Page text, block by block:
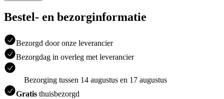
Bestel- en bezorginformatie
Bezorgd door onze leverancier
Bezorgdag in overleg met leverancier
Bezorging tussen 14 augustus en 17 augustus
Gratis thuisbezorgd